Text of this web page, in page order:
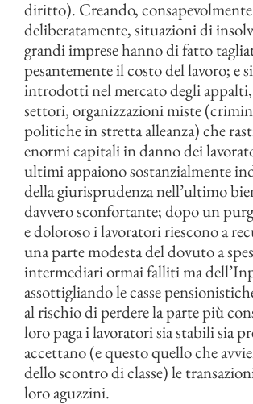
diritto). Creando,
deliberatamente, situazioni di
grandi imprese hanno di fatto
pesantemente il costo del lavoro; e
introdotti nel mercato degli
settori, organizzazioni miste
politiche in stretta alleanza) che
enormi capitali in danno dei
ultimi appaiono sostanzialmente
della giurisprudenza nell’ultimo
davvero sconfortante; dopo un
e doloroso i lavoratori riescono a
una parte modesta del dovuto a
intermediari ormai falliti ma
assottigliando le casse
al rischio di perdere la parte più
loro paga i lavoratori sia stabili sia
accettano (e questo quello che
dello scontro di classe) le
loro aguzzini.